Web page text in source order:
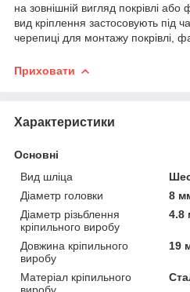
на зовнішній вигляд покрівлі
вид кріплення застосовують під
черепиці для монтажу покрівлі,
Приховати
Характеристики
Основні
Вид шліца
Діаметр головки
8
Діаметр різьблення
кріпильного виробу
4.8
Довжина кріпильного
виробу
19
Матеріал кріпильного
виробу